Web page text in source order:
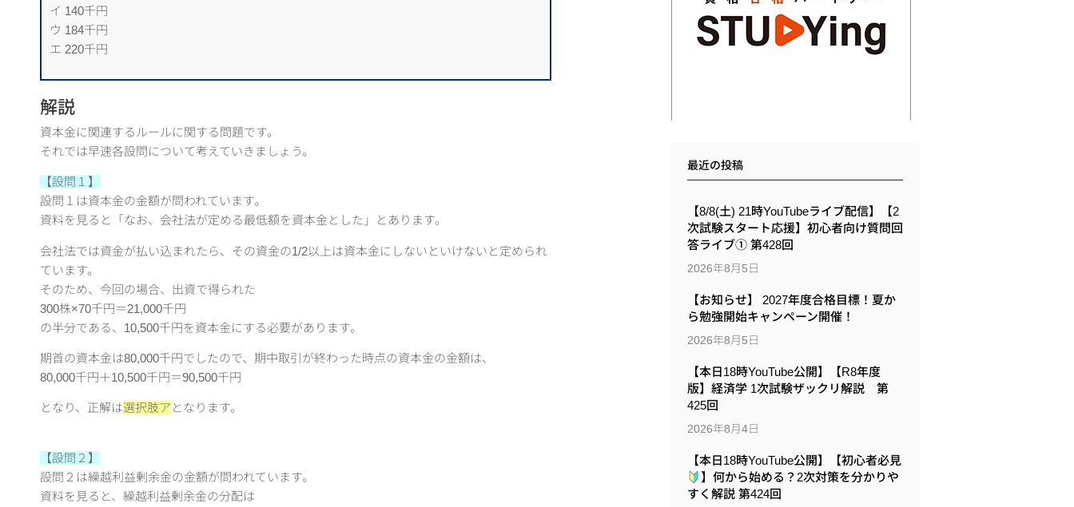
イ 140千円
ウ 184千円
エ 220千円
解説
資本金に関連するルールに関する問題です。
それでは早速各設問について考えていきましょう。
【設問１】
設問１は資本金の金額が問われています。
資料を見ると「なお、会社法が定める最低額を資本金とした」とあります。
会社法では資金が払い込まれたら、その資金の1/2以上は資本金にしないといけないと定められ
ています。
そのため、今回の場合、出資で得られた
300株×70千円＝21,000千円
の半分である、10,500千円を資本金にする必要があります。
期首の資本金は80,000千円でしたので、期中取引が終わった時点の資本金の金額は、
80,000千円＋10,500千円＝90,500千円
となり、正解は選択肢ア となります。
【設問２】
設問２は繰越利益剰余金の金額が問われています。
資料を見ると、繰越利益剰余金の分配は
最近の投稿
【8/8(土) 21時YouTubeライブ配信】【2
次試験スタート応援】初心者向け質問回
答ライブ① 第428回
2026年8月5日
【お知らせ】 2027年度合格目標！夏か
ら勉強開始キャンペーン開催！
2026年8月5日
【本日18時YouTube公開】【R8年度
版】経済学 1次試験ザックリ解説 第
425回
2026年8月4日
【本日18時YouTube公開】【初心者必見
】何から始める？2次対策を分かりや
すく解説 第424回